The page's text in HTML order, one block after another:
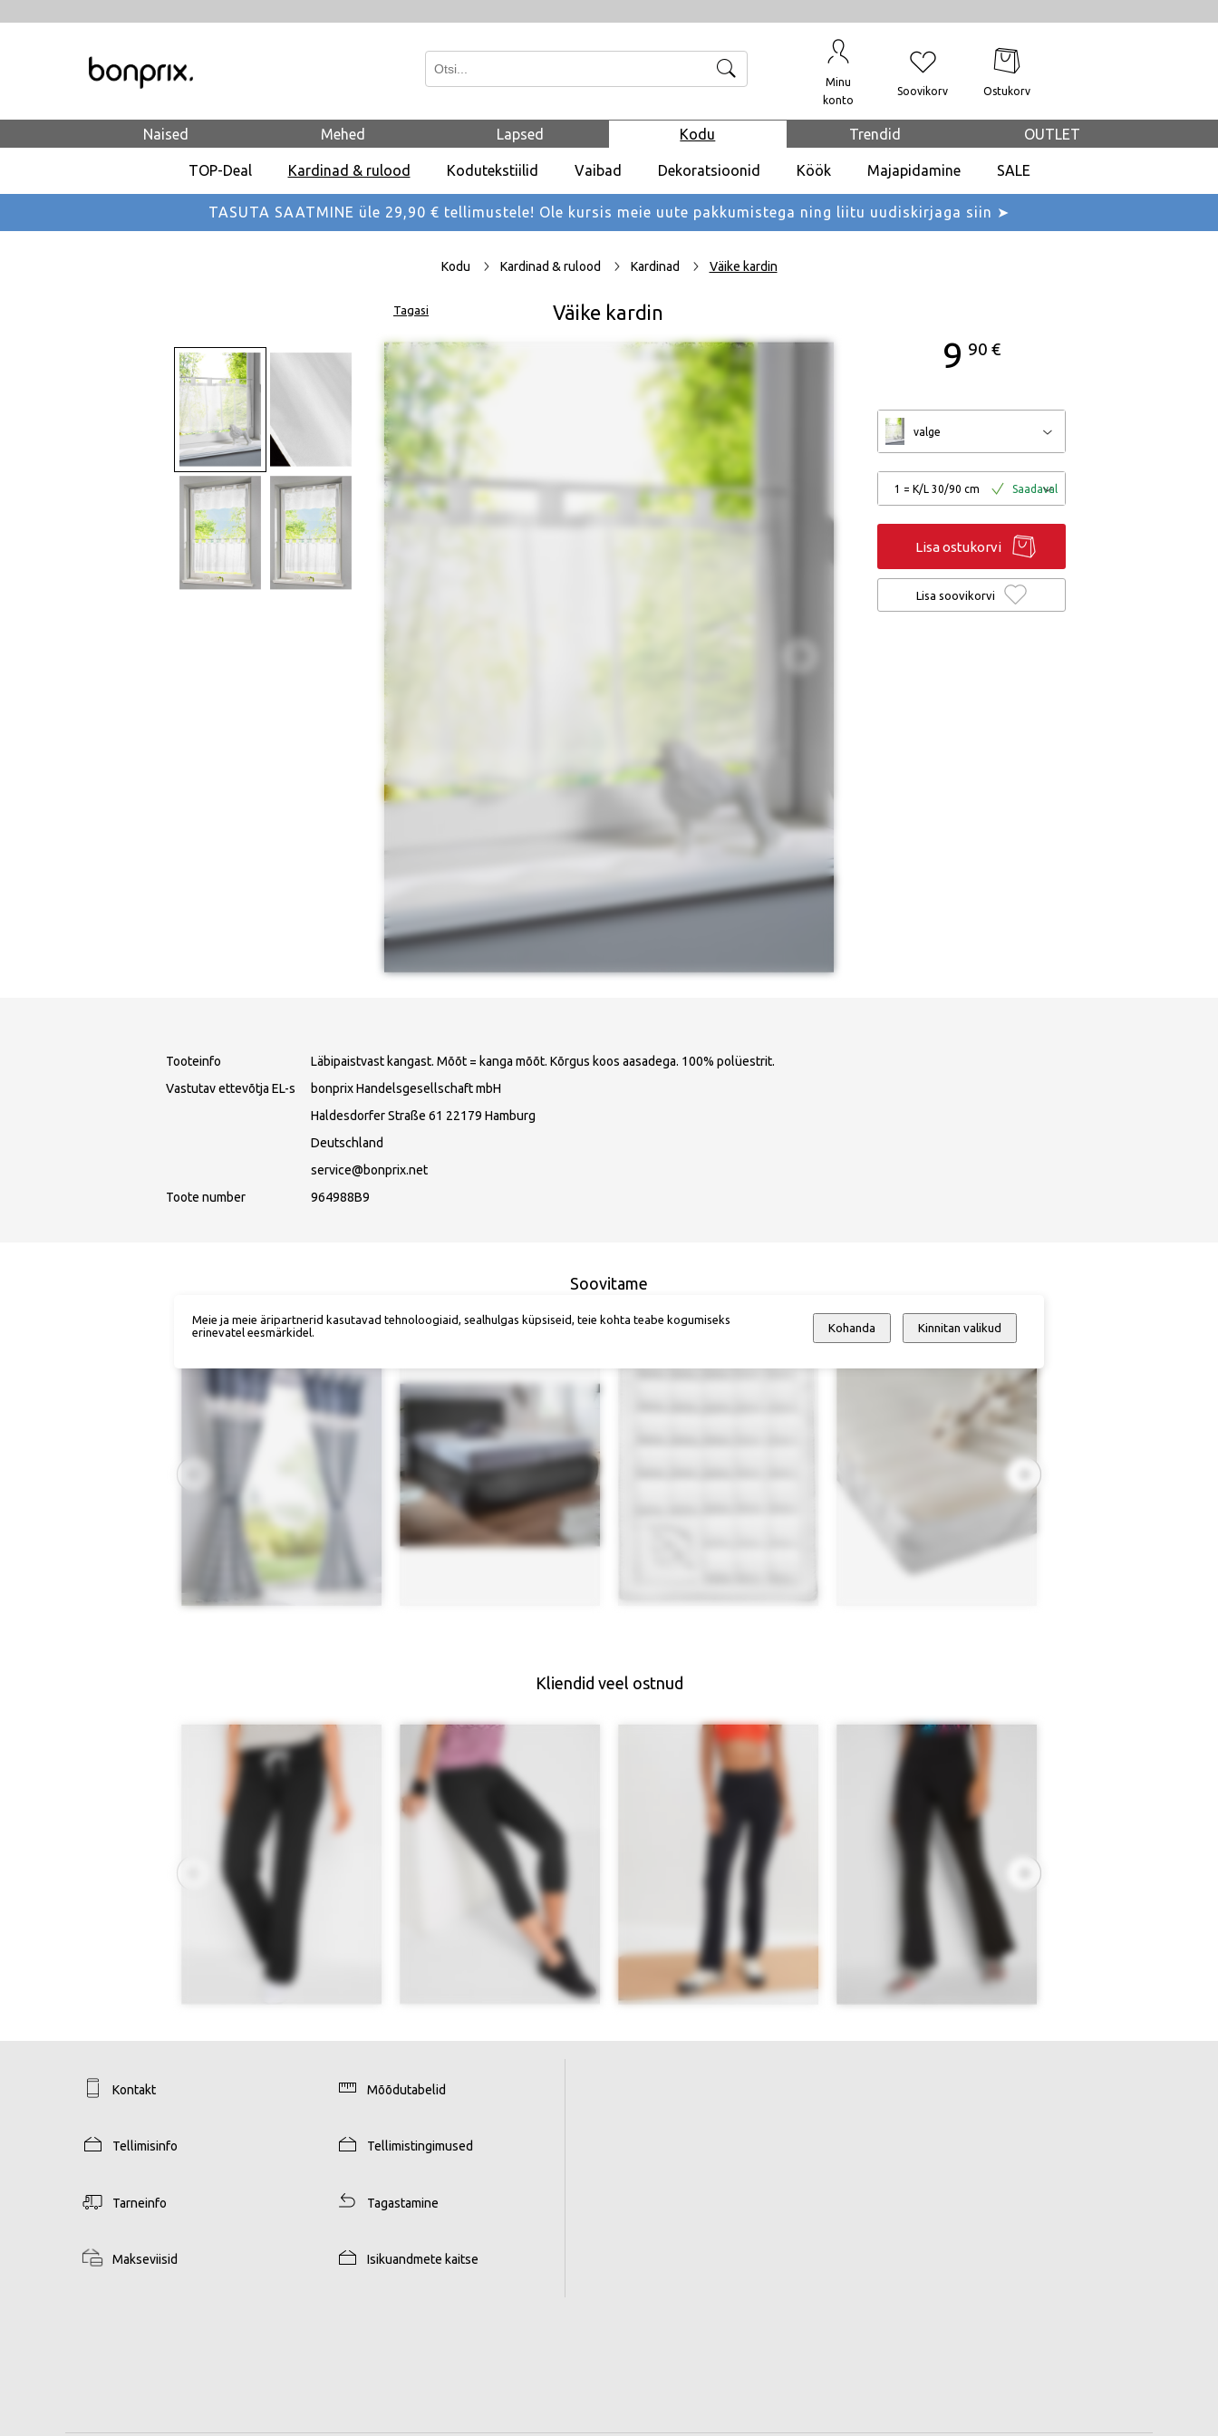
Otsi
Minu
konto
Soovikorv Ostukorv
Naised Mehed Lapsed Kodu
TOP-Deal Kardinad & rulood Kodutekstiilid Vaibad Dekoratsioonid Köök Majapidamine SALE
Trendid OUTLET
TASUTA SAATMINE üle 29,90 € tellimustele! Ole kursis meie uute pakkumistega ning liitu uudiskirjaga siin ➤
Kodu Kardinad & rulood Kardinad Väike kardin
Tagasi Väike kardin
9 90 €
valge
1 = K/L 30/90 cm Saadaval
Lisa ostukorvi
Lisa soovikorvi
Tooteinfo
Läbipaistvast kangast. Mõõt = kanga mõõt. Kõrgus koos aasadega. 100% polüestrit.
Vastutav ettevõtja EL-s
bonprix Handelsgesellschaft mbH
Haldesdorfer Straße 61 22179 Hamburg
Deutschland
service@bonprix.net
Toote number
964988B9
Soovitame
Kliendid veel ostnud
Kontakt Mõõdutabelid
Tellimisinfo Tellimistingimused
Tarneinfo Tagastamine
Makseviisid Isikuandmete kaitse
Meie ja meie äripartnerid kasutavad tehnoloogiaid, sealhulgas küpsiseid, teie kohta teabe kogumiseks
erinevatel eesmärkidel.
Kohanda Kinnitan valikud